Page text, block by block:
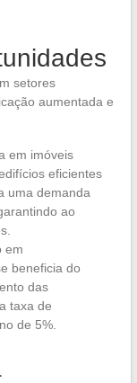
setores
aumentada e
em imóveis
eficientes
uma demanda
ao
em
beneficia do
das
taxa de
de 5%.